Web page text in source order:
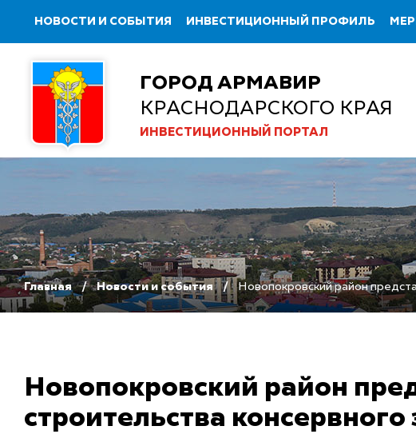
НОВОСТИ И СОБЫТИЯ ИНВЕСТИЦИОННЫЙ ПРОФИЛЬ
ГОРОД АРМАВИР
КРАСНОДАРСКОГО КРАЯ
ИНВЕСТИЦИОННЫЙ ПОРТАЛ
Главная Новости и события Новопокровский район
Новопокровский район
строительства консервного